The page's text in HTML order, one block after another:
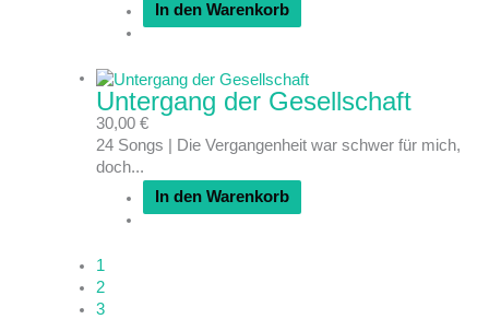
In den Warenkorb
Untergang der Gesellschaft
30,00 €
24 Songs | Die Vergangenheit war schwer für mich,
doch...
In den Warenkorb
1
2
3